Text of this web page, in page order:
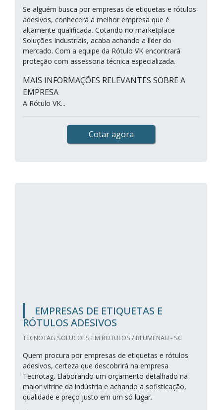
Se alguém busca por empresas de etiquetas e rótulos
adesivos, conhecerá a melhor empresa que é
altamente qualificada. Cotando no marketplace
Soluções Industriais, acaba achando a líder do
mercado. Com a equipe da Rótulo VK encontrará
proteção com assessoria técnica especializada.
MAIS INFORMAÇÕES RELEVANTES SOBRE A
EMPRESA
A Rótulo VK...
Cotar agora
EMPRESAS DE ETIQUETAS E
RÓTULOS ADESIVOS
TECNOTAG SOLUCOES EM ROTULOS / BLUMENAU - SC
Quem procura por empresas de etiquetas e rótulos
adesivos, certeza que descobrirá na empresa
Tecnotag. Elaborando um orçamento detalhado na
maior vitrine da indústria e achando a sofisticação,
qualidade e preço justo em um só lugar.